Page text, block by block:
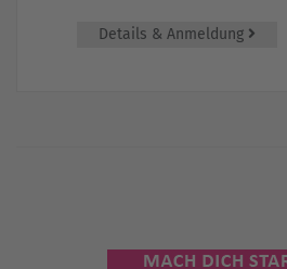
Details & Anmeldung